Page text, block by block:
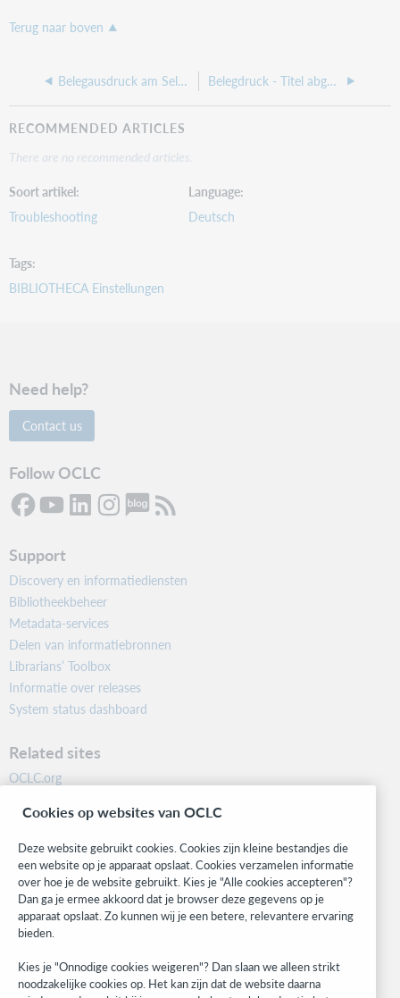
Terug naar boven
Belegausdruck am Selbstverbucher Belegdruck - Titel abgeschnitten
RECOMMENDED ARTICLES
There are no recommended articles.
Soort artikel
Troubleshooting
Language
Deutsch
Tags
BIBLIOTHECA Einstellungen
Need help?
Contact us
Follow OCLC
Support
Discovery en informatiediensten
Bibliotheekbeheer
Metadata-services
Delen van informatiebronnen
Librarians’ Toolbox
Informatie over releases
System status dashboard
Related sites
OCLC.org
Community
Research
WebJunction
Developer Network
Stay in the know.
Get the latest product updates, research, events, and much more—
right to your inbox.
Cookies op websites van OCLC
Deze website gebruikt cookies. Cookies zijn kleine bestandjes die
een website op je apparaat opslaat. Cookies verzamelen informatie
over hoe je de website gebruikt. Kies je "Alle cookies accepteren"?
Dan ga je ermee akkoord dat je browser deze gegevens op je
apparaat opslaat. Zo kunnen wij je een betere, relevantere ervaring
bieden.
Kies je "Onnodige cookies weigeren"? Dan slaan we alleen strikt
noodzakelijke cookies op. Het kan zijn dat de website daarna